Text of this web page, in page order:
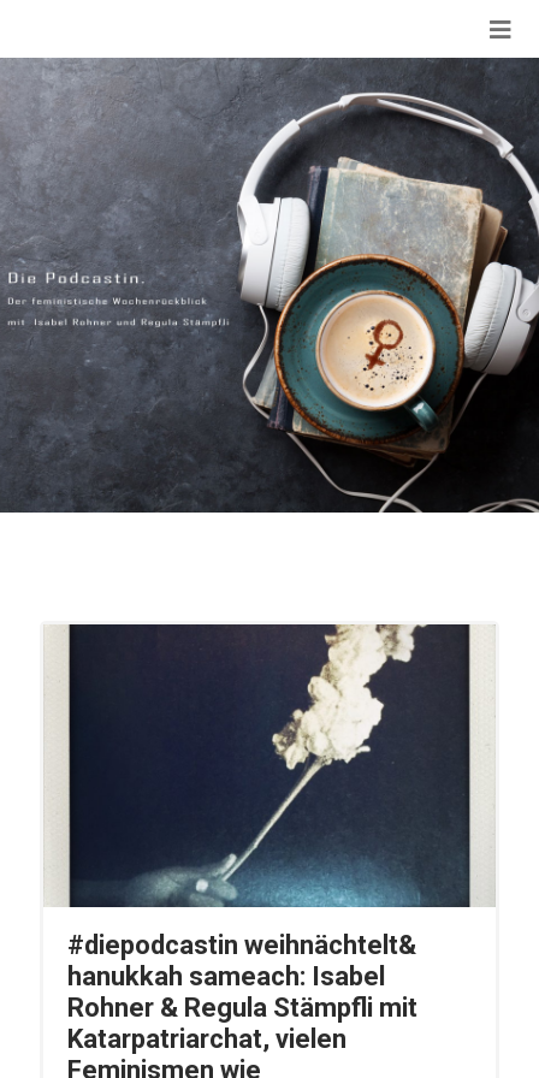
#diepodcastin weihnächtelt&
hanukkah sameach: Isabel
Rohner & Regula Stämpfli mit
Katarpatriarchat, vielen
Feminismen wie